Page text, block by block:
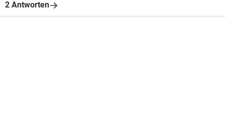
2 Antworten